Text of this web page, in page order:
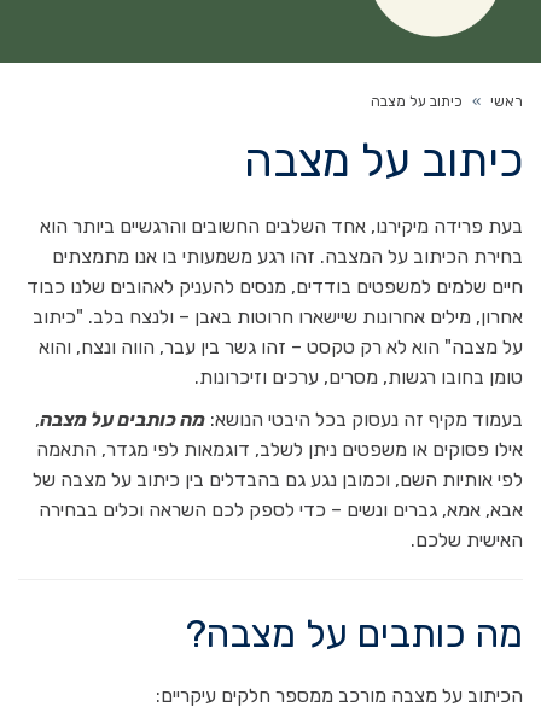
ראשי » כיתוב על מצבה
כיתוב על מצבה
בעת פרידה מיקירנו, אחד השלבים החשובים והרגשיים ביותר הוא
בחירת הכיתוב על המצבה. זהו רגע משמעותי בו אנו מתמצתים
חיים שלמים למשפטים בודדים, מנסים להעניק לאהובים שלנו כבוד
אחרון, מילים אחרונות שיישארו חרוטות באבן – ולנצח בלב. "כיתוב
על מצבה" הוא לא רק טקסט – זהו גשר בין עבר, הווה ונצח, והוא
טומן בחובו רגשות, מסרים, ערכים וזיכרונות.
בעמוד מקיף זה נעסוק בכל היבטי הנושא: מה כותבים על מצבה,
אילו פסוקים או משפטים ניתן לשלב, דוגמאות לפי מגדר, התאמה
לפי אותיות השם, וכמובן נגע גם בהבדלים בין כיתוב על מצבה של
אבא, אמא, גברים ונשים – כדי לספק לכם השראה וכלים בבחירה
האישית שלכם.
מה כותבים על מצבה?
הכיתוב על מצבה מורכב ממספר חלקים עיקריים: